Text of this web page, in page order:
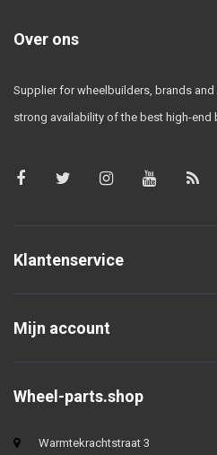
Over ons
Supplier for wheelbuilders, brands
strong availability of the best high-end
Klantenservice
Mijn account
Wheel-parts.shop
Warmtekrachtstraat 3